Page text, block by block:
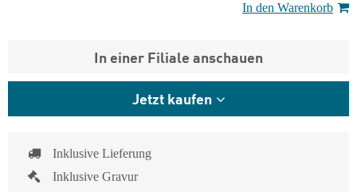
In den Warenkorb
In einer Filiale anschauen
Jetzt kaufen
Inklusive Lieferung
Inklusive Gravur